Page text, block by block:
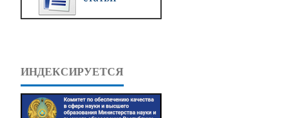
ИНДЕКСИРУЕТСЯ